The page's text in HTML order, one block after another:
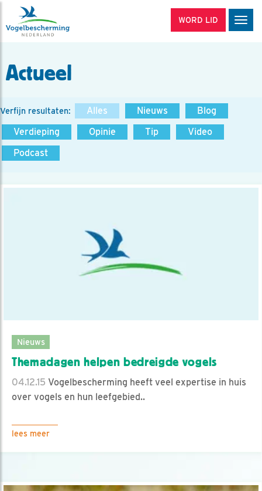
WORD LID
Actueel
Verfijn resultaten: Alles Nieuws
Blog
Verdieping
Opinie Tip
Video
Podcast
Nieuws
Themadagen helpen bedreigde vogels
04.12.15 Vogelbescherming heeft veel expertise in huis
over vogels en hun leefgebied..
lees meer